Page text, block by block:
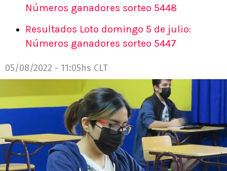
Números ganadores sorteo 5448
Resultados Loto domingo 5 de julio:
Números ganadores sorteo 5447
05/08/2022 - 11:05hs CLT